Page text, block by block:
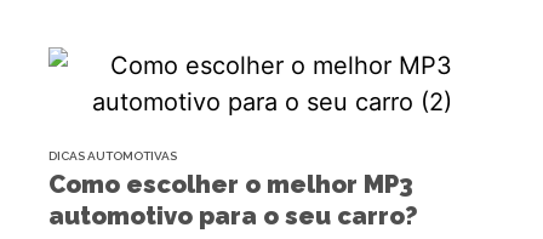
DICAS AUTOMOTIVAS
Como escolher o melhor MP3
automotivo para o seu carro?